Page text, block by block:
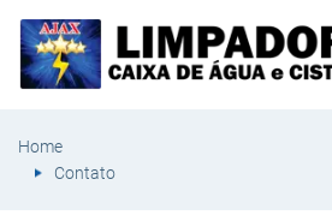
Home
Contato